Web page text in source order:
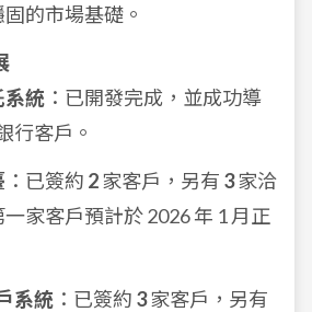
的市場基礎。
系統 ：已開發完成，並成功導
行客戶。
：已簽約 2家客戶，另有 3家洽
家客戶預計於 2026 年 1 月正
系統 ：已簽約 3家客戶，另有